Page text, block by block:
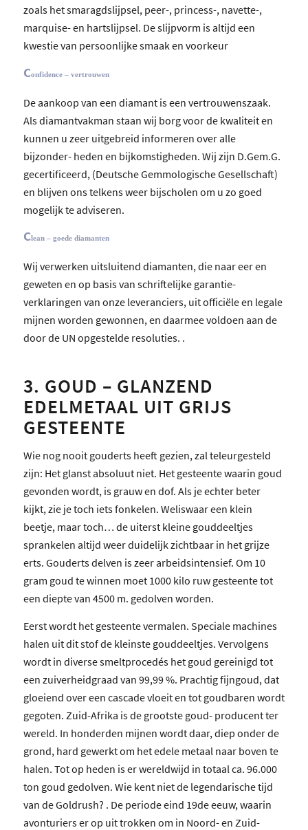
zoals het smaragdslijpsel, peer-, princess-, navette-,
marquise- en hartslijpsel. De slijpvorm is altijd een
kwestie van persoonlijke smaak en voorkeur
Confidence – vertrouwen
De aankoop van een diamant is een vertrouwenszaak.
Als diamantvakman staan wij borg voor de kwaliteit en
kunnen u zeer uitgebreid informeren over alle
bijzonder- heden en bijkomstigheden. Wij zijn D.Gem.G.
gecertificeerd, (Deutsche Gemmologische Gesellschaft)
en blijven ons telkens weer bijscholen om u zo goed
mogelijk te adviseren.
Clean – goede diamanten
Wij verwerken uitsluitend diamanten, die naar eer en
geweten en op basis van schriftelijke garantie-
verklaringen van onze leveranciers, uit officiële en legale
mijnen worden gewonnen, en daarmee voldoen aan de
door de UN opgestelde resoluties. .
3. GOUD – GLANZEND
EDELMETAAL UIT GRIJS
GESTEENTE
Wie nog nooit gouderts heeft gezien, zal teleurgesteld
zijn: Het glanst absoluut niet. Het gesteente waarin goud
gevonden wordt, is grauw en dof. Als je echter beter
kijkt, zie je toch iets fonkelen. Weliswaar een klein
beetje, maar toch… de uiterst kleine gouddeeltjes
sprankelen altijd weer duidelijk zichtbaar in het grijze
erts. Gouderts delven is zeer arbeidsintensief. Om 10
gram goud te winnen moet 1000 kilo ruw gesteente tot
een diepte van 4500 m. gedolven worden.
Eerst wordt het gesteente vermalen. Speciale machines
halen uit dit stof de kleinste gouddeeltjes. Vervolgens
wordt in diverse smeltprocedés het goud gereinigd tot
een zuiverheidgraad van 99,99 %. Prachtig fijngoud, dat
gloeiend over een cascade vloeit en tot goudbaren wordt
gegoten. Zuid-Afrika is de grootste goud- producent ter
wereld. In honderden mijnen wordt daar, diep onder de
grond, hard gewerkt om het edele metaal naar boven te
halen. Tot op heden is er wereldwijd in totaal ca. 96.000
ton goud gedolven. Wie kent niet de legendarische tijd
van de Goldrush? . De periode eind 19de eeuw, waarin
avonturiers er op uit trokken om in Noord- en Zuid-